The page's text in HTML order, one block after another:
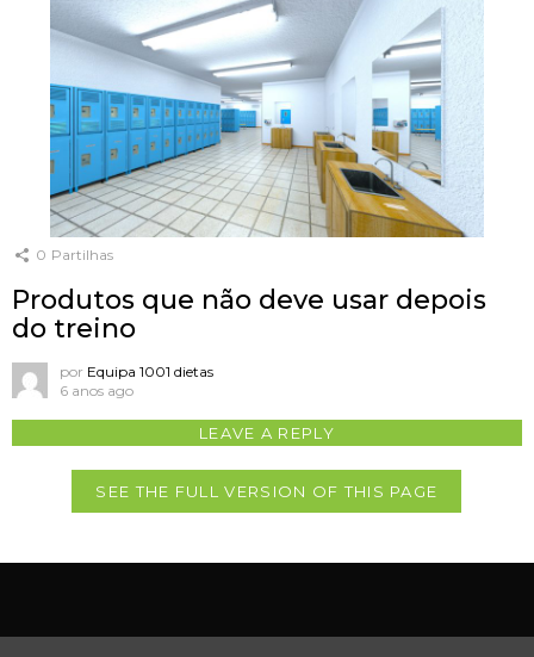
0 Partilhas
Produtos que não deve usar depois
do treino
por Equipa 1001 dietas
6 anos ago
LEAVE A REPLY
SEE THE FULL VERSION OF THIS PAGE